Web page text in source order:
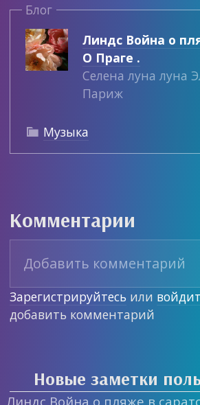
Блог
Линдс Война о
О Праге .
Селена луна луна
Париж
 Музыка
Комментарии
Зарегистрируйтесь или
добавить комментарий
Новые заметки
Линдс Война о пляже в